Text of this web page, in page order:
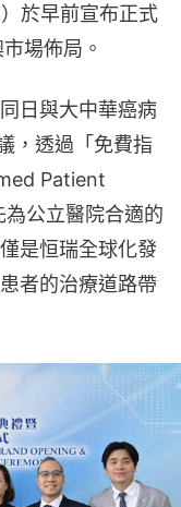
於早前宣布正式
場佈局。
日與大中華癌病
，透過「免費指
Patient
公立醫院合適的
是恒瑞全球化發
者的治療道路帶